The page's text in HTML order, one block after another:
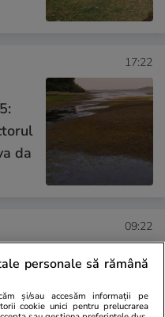
17:22
da
09:22
personale să rămână
și/sau accesăm informații pe
cookie unici pentru prelucrarea